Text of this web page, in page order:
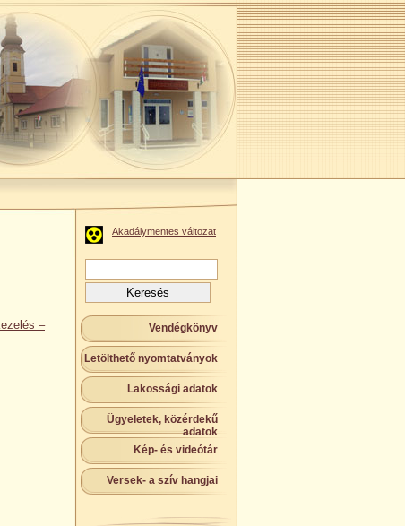
–
Akadálymentes változat
Vendégkönyv
Letölthető nyomtatványok
Lakossági adatok
Ügyeletek, közérdekű
adatok
Kép- és videótár
Versek- a szív hangjai